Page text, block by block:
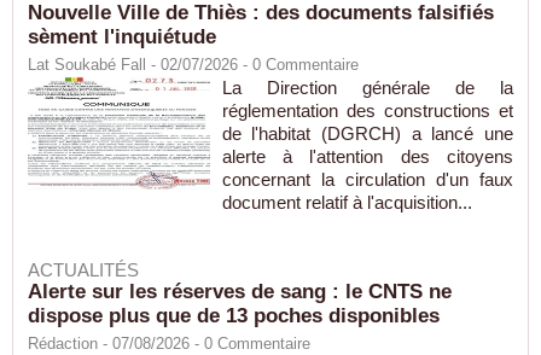
Nouvelle Ville de Thiès : des documents falsifiés
sèment l'inquiétude
Lat Soukabé Fall - 02/07/2026 - 0 Commentaire
La Direction générale de la
réglementation des constructions et
de l'habitat (DGRCH) a lancé une
alerte à l'attention des citoyens
concernant la circulation d'un faux
document relatif à l'acquisition...
ACTUALITÉS
Alerte sur les réserves de sang : le CNTS ne
dispose plus que de 13 poches disponibles
Rédaction - 07/08/2026 - 0 Commentaire